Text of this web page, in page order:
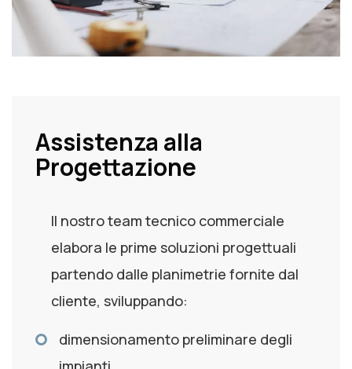
Assistenza alla
Progettazione
Il nostro team tecnico commerciale
elabora le prime soluzioni progettuali
partendo dalle planimetrie fornite dal
cliente, sviluppando:
dimensionamento preliminare degli